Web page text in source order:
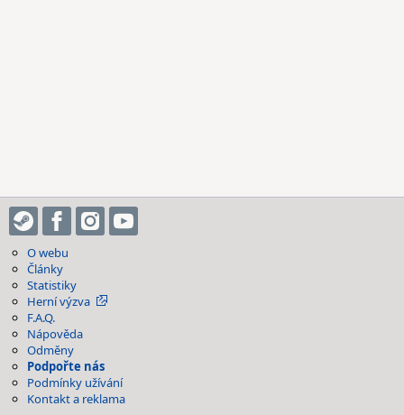
O webu
Články
Statistiky
Herní výzva
F.A.Q.
Nápověda
Odměny
Podpořte nás
Podmínky užívání
Kontakt a reklama